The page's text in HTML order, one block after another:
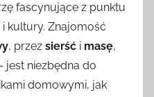
fascynujące z punktu
kultury. Znajomość
, przez sierść i masę,
jest niezbędna do
domowymi, jak